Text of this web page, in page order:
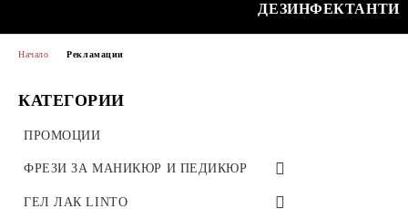
ДЕЗИНФЕКТАНТИ
КАТЕГОРИИ
ПРОМОЦИИ
ФРЕЗИ ЗА МАНИКЮР И ПЕДИКЮР
ТВЪРДОСПЛАВНИ ФРЕЗИ
ГЕЛ ЛАК LINTO
Начало Рекламации